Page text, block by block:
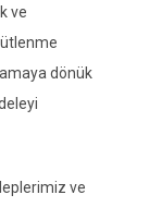
ve
dönük
ve